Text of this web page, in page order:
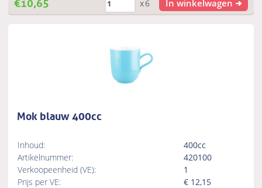
x6 In winkelwagen
Mok blauw 400cc
Inhoud:
400cc
Artikelnummer:
420100
Verkoopeenheid (VE):
1
Prijs per VE:
€ 12,15